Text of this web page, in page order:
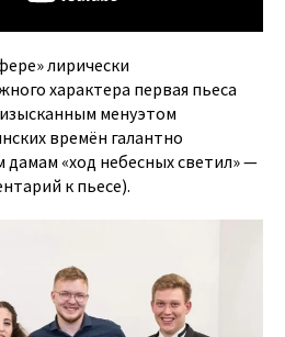
лирически
характера первая пьеса
менуэтом
времён галантно
«ход небесных светил» —
к пьесе).